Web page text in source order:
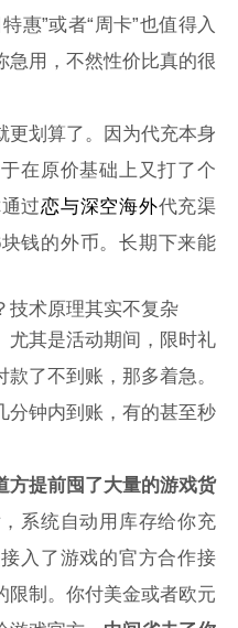
惠”或者“周卡”也值得入
急用，不然性价比真的很
更划算了。因为代充本身
在原价基础上又打了个
过恋与深空海外代充渠
钱的外币。长期下来能
技术原理其实不复杂
尤其是活动期间，限时礼
了不到账，那多着急。
分钟内到账，有的甚至秒
方提前囤了大量的游戏货
系统自动用库存给你充
入了游戏的官方合作接
限制。你付美金或者欧元